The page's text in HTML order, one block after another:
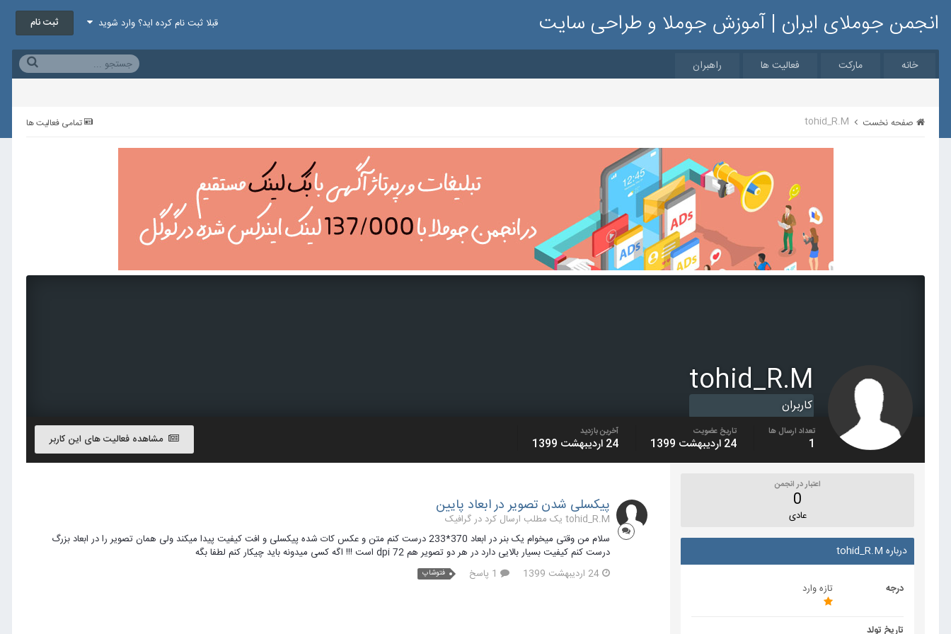
انجمن جوملای ایران | آموزش جوملا و طراحی سایت قبلا ثبت نام کرده اید؟ وارد شوید ثبت نام
خانه مارکت فعالیت ها راهبران
تمامی فعالیت ها صفحه نخست tohid_R.M
tohid_R.M
کاربران
مشاهده فعالیت های این کاربر تعداد ارسال ها
1
تاریخ عضویت
24 اردیبهشت 1399
آخرین بازدید
24 اردیبهشت 1399
اعتبار در انجمن
0
عادی
درباره tohid_R.M
درجه تازه وارد
تاریخ تولد
پیکسلی شدن تصویر در ابعاد پایین
tohid_R.M یک مطلب ارسال کرد در
گرافیک
سلام من وقتی میخوام یک بنر در ابعاد 370*233 درست کنم متن و عکس کات شده پیکسلی و افت کیفیت پیدا میکند ولی همان تصویر را در ابعاد بزرگ
درست کنم کیفیت بسیار بالایی دارد در هر دو تصویر هم dpi 72 است !!! اگه کسی میدونه باید چیکار کنم لطفا بگه
24 اردیبهشت 1399
فتوشاپ